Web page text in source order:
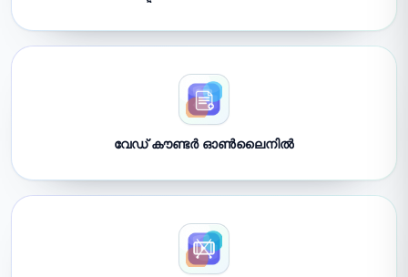
വേഡ് കൗണ്ടർ ഓൺലൈനിൽ